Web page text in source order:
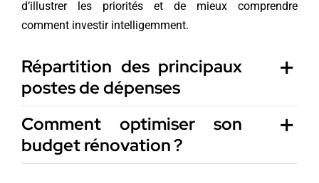
d’illustrer les priorités et de mieux comprendre
comment investir intelligemment.
Répartition des principaux
postes de dépenses
Comment optimiser son
budget rénovation ?